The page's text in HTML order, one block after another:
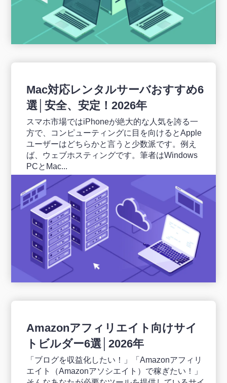
Mac対応レンタルサーバおすすめ6
選│安全、安定！2026年
スマホ市場ではiPhoneが絶大的な人気を誇る一
方で、コンピューティングに目を向けるとApple
ユーザーはどちらかと言うと少数派です。例え
ば、ウェブホスティングです。筆者はWindows
PCとMac...
Amazonアフィリエイト向けサイ
トビルダー6選│2026年
「ブログを収益化したい！」「Amazonアフィリ
エイト（Amazonアソシエイト）で稼ぎたい！」